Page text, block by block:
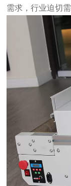
需求，行业迫切